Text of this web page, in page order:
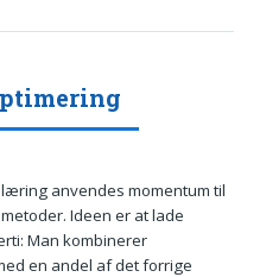
anvendes momentum til
Ideen er at lade
Man kombinerer
en andel af det forrige